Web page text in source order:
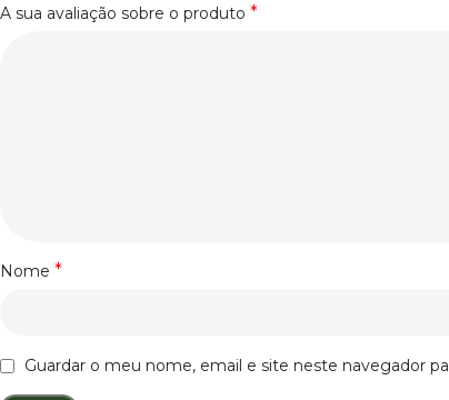
A sua avaliação sobre o produto *
Nome *
Guardar o meu nome, email e site neste navegador